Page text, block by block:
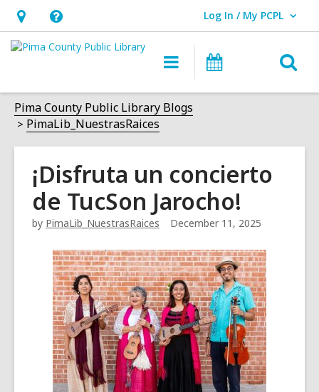
Hours
&
opens
an
overlay
Help,
opens
overlay
Log In / My PCPL
User Log In / My PCPL.
Main
navigation
Pima County Public Library Blogs
PimaLib_NuestrasRaices
¡Disfruta un concierto
de TucSon Jarocho!
by PimaLib_NuestrasRaices December 11, 2025